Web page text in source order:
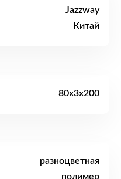
Jazzway
Китай
80х3х200
разноцветная
полимер